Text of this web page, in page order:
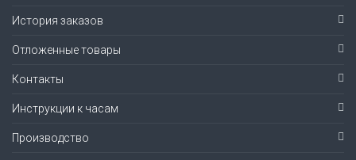
История заказов
Отложенные товары
Контакты
Инструкции к часам
Производство